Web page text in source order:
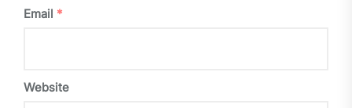
Email *
Website